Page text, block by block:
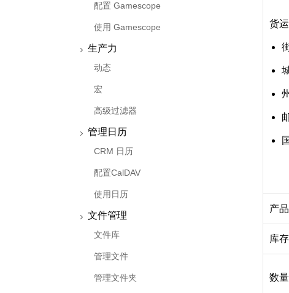
配置 Gamescope
使用 Gamescope
生产力
动态
宏
高级过滤器
管理日历
CRM 日历
配置CalDAV
使用日历
文件管理
文件库
管理文件
管理文件夹
货
州
产
库
数量